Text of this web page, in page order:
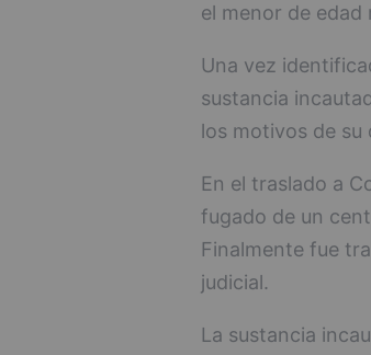
el menor de edad
Una vez
sustancia
los motivos de su
En el traslado a
fugado de un
Finalmente fue
judicial.
La sustancia